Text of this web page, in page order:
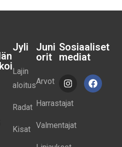
Jyli
Lajin
aloitus
Radat
Kisat
Juni
orit
Arvot
Harrastajat
Valmentajat
Sosiaaliset
mediat